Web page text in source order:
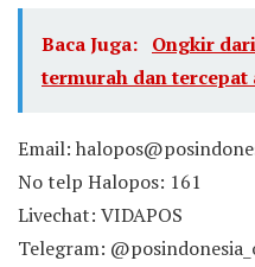
Baca Juga: Ongkir
termurah dan
Email:
No telp Halopos: 161
Livechat: VIDAPOS
Telegram: